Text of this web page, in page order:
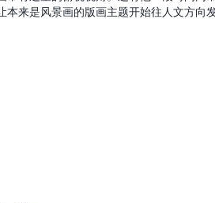
来是风景画的版画主题开始往人文方向